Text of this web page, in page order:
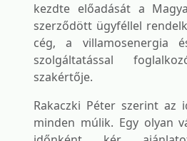
kezdte előadását a
szerződött ügyféllel
cég, a villamosenergia
szolgáltatással
szakértője.
Rakaczki Péter szerint az
minden múlik. Egy olyan